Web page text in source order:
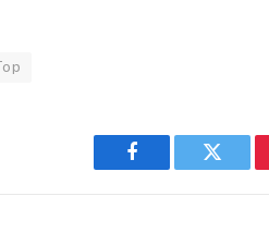
Facebook Twitter